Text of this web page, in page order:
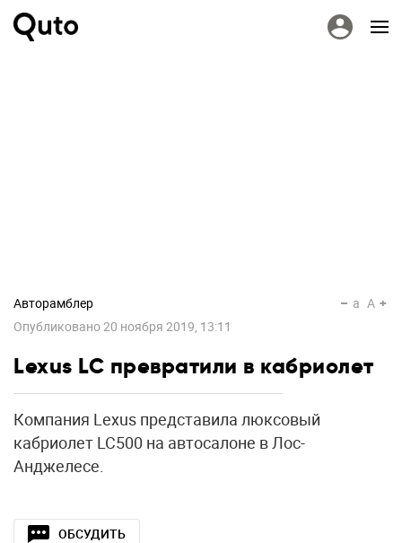
Авторамблер
Опубликовано20 ноября 2019, 13:11
a A
Lexus LC превратили в кабриолет
Компания Lexus представила люксовый
кабриолет LC500 на автосалоне в Лос-
Анджелесе.
ОБСУДИТЬ